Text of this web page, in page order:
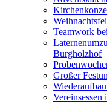
Teamwork
Burgholzhof
Großer